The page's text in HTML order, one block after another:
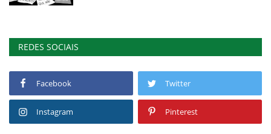
REDES SOCIAIS
Facebook Twitter
Instagram Pinterest